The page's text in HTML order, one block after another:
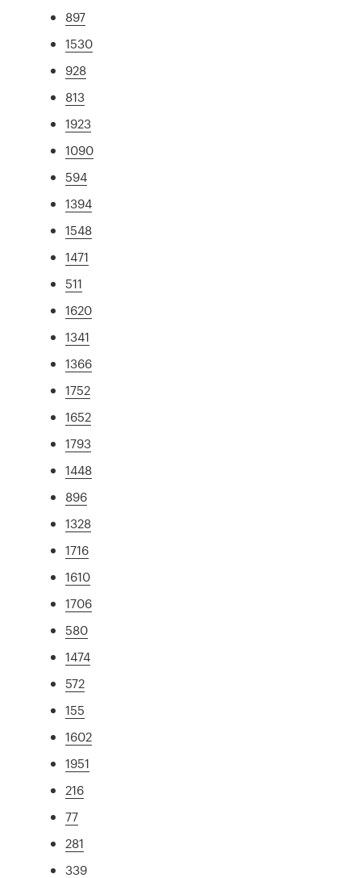
897
1530
928
813
1923
1090
594
1394
1548
1471
511
1620
1341
1366
1752
1652
1793
1448
896
1328
1716
1610
1706
580
1474
572
155
1602
1951
216
77
281
339